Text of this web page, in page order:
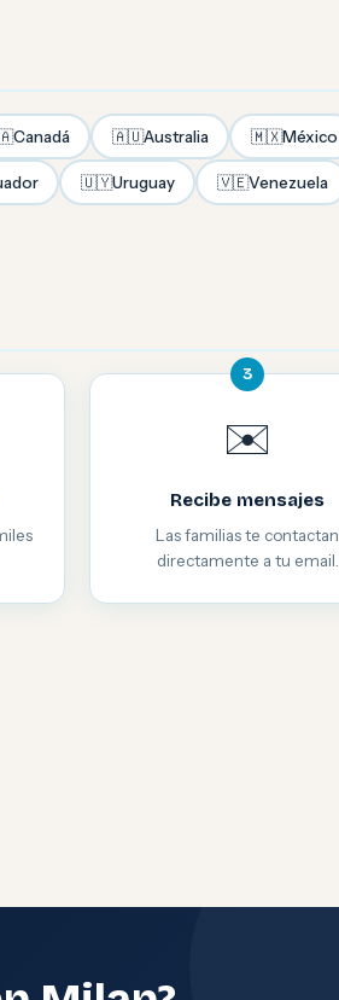
Canadá 🇦🇺Australia 🇲🇽México
🇺🇾Uruguay 🇻🇪Venezuela
3
✉️
Recibe mensajes
Las familias te contactan
directamente a tu email.